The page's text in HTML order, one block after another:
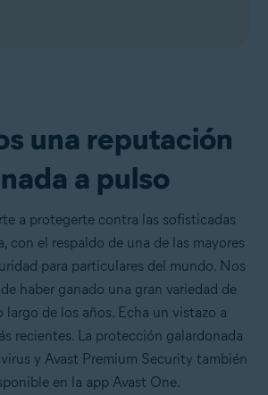
una reputación
a pulso
a protegerte contra las sofisticadas
con el respaldo de una de las mayores
para particulares del mundo. Nos
haber ganado una gran variedad de
largo de los años. Echa un vistazo a
recientes. La protección galardonada
y Avast Premium Security también
en la app Avast One.